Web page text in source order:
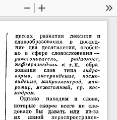
Zoom
Out
In
цессах  развития  лексики  п
словообразования в
послед­
ние  два  десятилетия,  особен­
но  в  сфере  словосложения —
ракетоноситель,
радиомост,
нефтеразведчик
  и  т. п.,  обра­
зования
слов типа гидро­
взрыв,  интервидение,
космо­
видение,  микроэлектрод,  мак­
ромир,  межатомный,
  ср.
кос­
модром.
Однако  находим  и  слова,
которые  скорее  всего  не  сле­
довало  бы  давать  или  из-за
их явной
нераспространен-